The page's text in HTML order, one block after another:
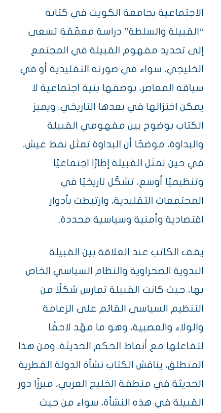
الاجتماعية بجامعة الكويت في كتابه
“القبيلة والسلطة” دراسة معمّقة تسعى
إلى تحديد مفهوم القبيلة في المجتمع
الخليجي، سواء في صورته التقليدية أو في
سياقه المعاصر، بوصفها بنية اجتماعية لا
يمكن اختزالها في بعدها التاريخي. ويميز
الكتاب بوضوح بين مفهومي القبيلة
والبداوة، موضحًا أن البداوة تمثل نمط عيش،
في حين تمثل القبيلة إطارًا اجتماعيًا
وتنظيميًا أوسع، تشكّل تاريخيًا في
المجتمعات التقليدية، وارتبطت بأدوار
اقتصادية وأمنية وسياسية محددة.
يقف الكاتب عند العلاقة بين القبيلة
البدوية الصحراوية والنظام السياسي الخاص
بها، حيث كانت القبيلة تمارس شكلًا من
التنظيم السياسي القائم على الزعامة
والولاء والعصبية، وهو ما مهّد لاحقًا
لتفاعلها مع أنماط الحكم الحديثة. ومن هذا
المنطلق، يناقش الكتاب نشأة الدولة القطرية
الحديثة في منطقة الخليج العربي، مبرزًا دور
القبيلة في هذه النشأة، سواء من حيث